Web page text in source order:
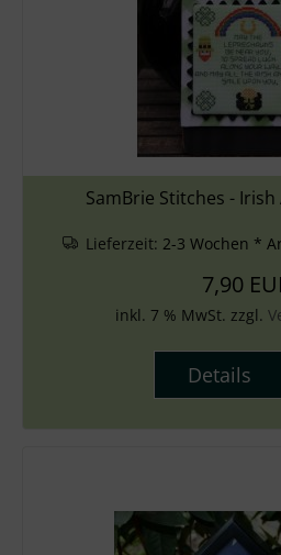
SamBrie Stitches - Irish
Lieferzeit: 2-3 Wochen *
7,90
inkl. 7 % MwSt. zzgl.
Details